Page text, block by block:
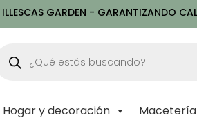
ILLESCAS GARDEN - GARANTIZANDO
productos
Hogar y decoración Macetería